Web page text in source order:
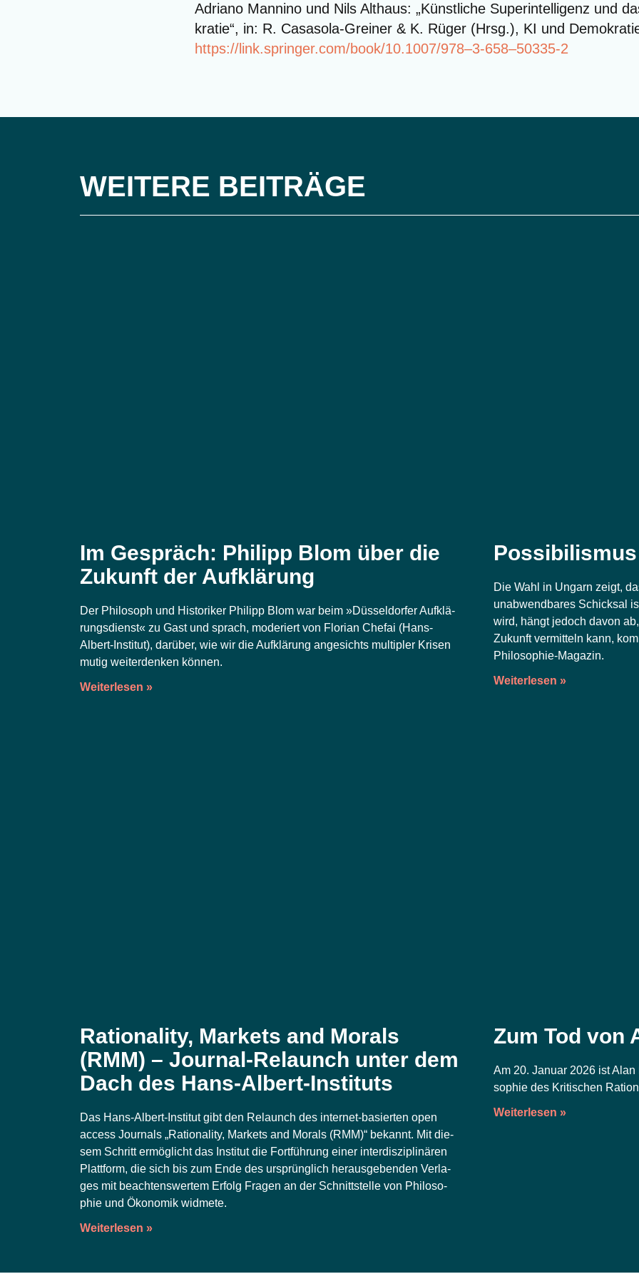
Adria­no Man­ni­no und Nils Alt­haus: „Künst­li­che Super­in­tel­li­genz und
kra­tie“, in: R. Casa­so­la-Grei­ner & K. Rüger (Hrsg.), KI und
https://link.springer.com/book/10.1007/978–3‑658–50335‑2
WEITERE BEITRÄGE
Im Gespräch: Philipp Blom über die
Zukunft der Aufklärung
Der Phi­lo­soph und His­to­ri­ker Phil­ipp Blom war beim »Düs­sel­dor­fer Auf­klä­
rungs­dienst« zu Gast und sprach, mode­riert von Flo­ri­an Che­fai (Hans-
Albert-Insti­tut), dar­über, wie wir die Auf­klä­rung ange­sichts mul­ti­pler Kri­sen
mutig wei­ter­den­ken können.
Weiterlesen »
Die Wahl in Ungarn zeigt,
unab­wend­ba­res Schick­sal
wird, hängt jedoch davon
Zukunft ver­mit­teln kann,
Philosophie-Magazin.
Weiterlesen »
Rationality, Markets and Morals
(RMM) – Journal-Relaunch unter dem
Dach des Hans-Albert-Instituts
Das Hans-Albert-Insti­tut gibt den Relaunch des inter­net-basier­ten open
access Jour­nals „Ratio­na­li­ty, Mar­kets and Morals (RMM)“ bekannt. Mit die­
sem Schritt ermög­licht das Insti­tut die Fort­füh­rung einer inter­dis­zi­pli­nä­ren
Platt­form, die sich bis zum Ende des ursprüng­lich her­aus­ge­ben­den Ver­la­
ges mit beach­tens­wer­tem Erfolg Fra­gen an der Schnitt­stel­le von Phi­lo­so­
phie und Öko­no­mik widmete.
Weiterlesen »
Zum Tod von
Am 20. Janu­ar 2026 ist
so­phie des Kri­ti­schen
Weiterlesen »